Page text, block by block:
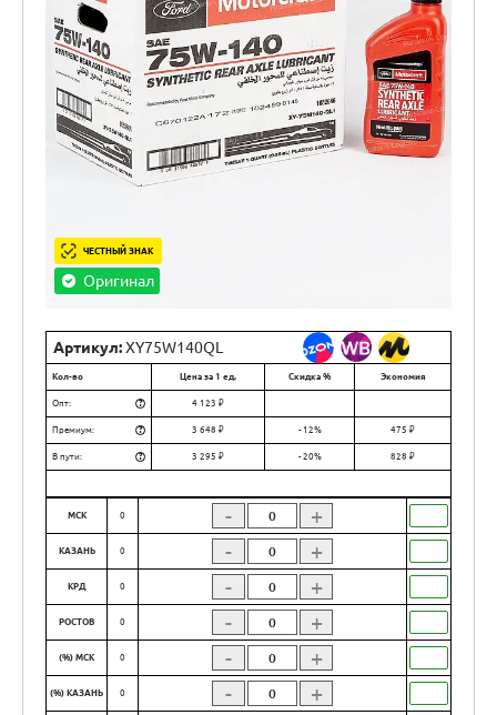
ЧЕСТНЫЙ ЗНАК
Оригинал
МСК 0 - +
КАЗАНЬ 0 - +
КРД 0 - +
РОСТОВ 0 - +
(%) МСК 0 - +
(%) КАЗАНЬ 0 - +
Артикул:XY75W140QL
Кол-во Цена за 1 ед. Скидка % Экономия
Опт: ? 4 123 ₽
Премиум: ? 3 648 ₽ - 12% 475 ₽
В пути: ? 3 295 ₽ - 20% 828 ₽